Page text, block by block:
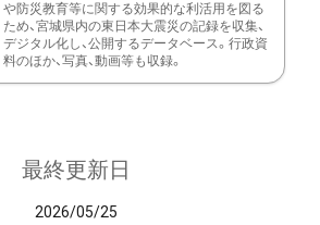
や防災教育等に関する効果的な利活用を図る
ため、宮城県内の東日本大震災の記録を収集、
デジタル化し、公開するデータベース。行政資
料のほか、写真、動画等も収録。
最終更新日
2026/05/25